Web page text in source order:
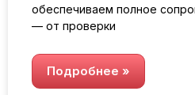
обеспечиваем полное
— от проверки
Подробнее »